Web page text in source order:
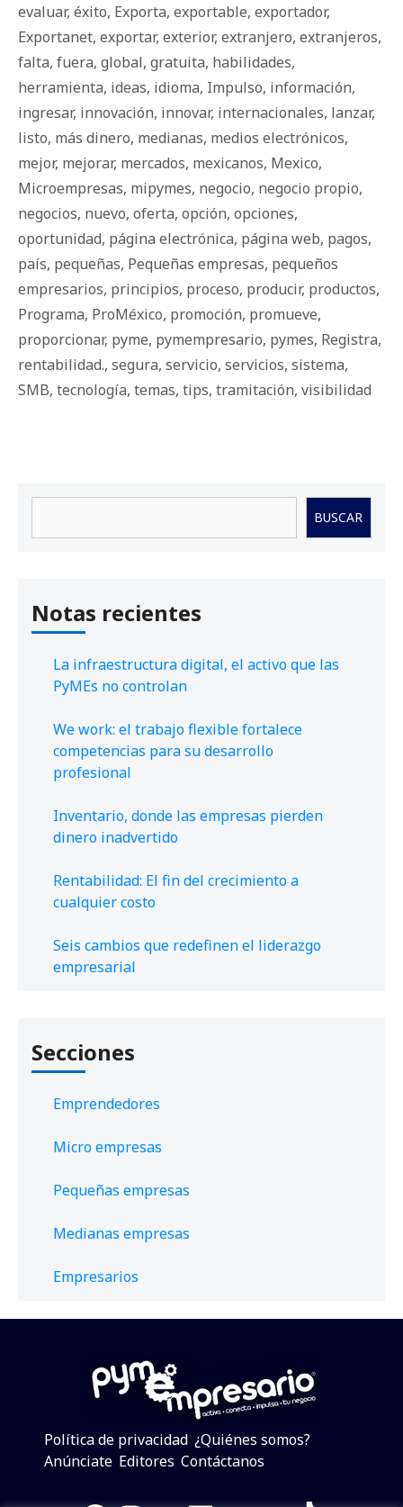
evaluar, éxito, Exporta, exportable, exportador,
Exportanet, exportar, exterior, extranjero, extranjeros,
falta, fuera, global, gratuita, habilidades,
herramienta, ideas, idioma, Impulso, información,
ingresar, innovación, innovar, internacionales, lanzar,
listo, más dinero, medianas, medios electrónicos,
mejor, mejorar, mercados, mexicanos, Mexico,
Microempresas, mipymes, negocio, negocio propio,
negocios, nuevo, oferta, opción, opciones,
oportunidad, página electrónica, página web, pagos,
país, pequeñas, Pequeñas empresas, pequeños
empresarios, principios, proceso, producir, productos,
Programa, ProMéxico, promoción, promueve,
proporcionar, pyme, pymempresario, pymes, Registra,
rentabilidad., segura, servicio, servicios, sistema,
SMB, tecnología, temas, tips, tramitación, visibilidad
BUSCAR
Notas recientes
La infraestructura digital, el activo que las
PyMEs no controlan
We work: el trabajo flexible fortalece
competencias para su desarrollo
profesional
Inventario, donde las empresas pierden
dinero inadvertido
Rentabilidad: El fin del crecimiento a
cualquier costo
Seis cambios que redefinen el liderazgo
empresarial
Secciones
Emprendedores
Micro empresas
Pequeñas empresas
Medianas empresas
Empresarios
Política de privacidad ¿Quiénes somos?
Anúnciate Editores Contáctanos